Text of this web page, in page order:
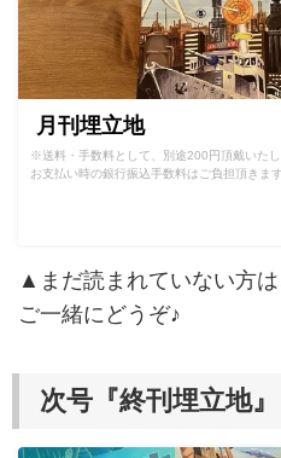
月刊埋立地
※送料・手数料として、別途200円頂戴いたし
お支払い時の銀行振込手数料はご負担頂きま
▲まだ読まれていない方
ご一緒にどうぞ♪
次号『終刊埋立地』